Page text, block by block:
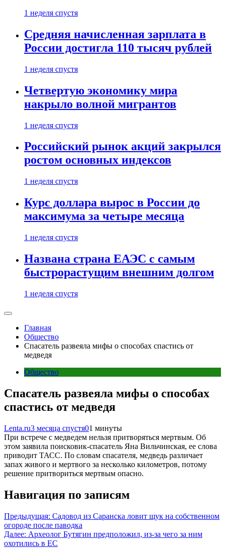
1 неделя спустя
Средняя начисленная зарплата в
России достигла 110 тысяч рублей
1 неделя спустя
Четвертую экономику мира
накрыло волной мигрантов
1 неделя спустя
Российский рынок акций закрылся
ростом основных индексов
1 неделя спустя
Курс доллара вырос в России до
максимума за четыре месяца
1 неделя спустя
Названа страна ЕАЭС с самым
быстрорастущим внешним долгом
1 неделя спустя
Главная
Общество
Спасатель развеяла мифы о способах спастись от
медведя
Общество
Спасатель развеяла мифы о способах
спастись от медведя
Lenta.ru3 месяца спустя01 минуты
При встрече с медведем нельзя притворяться мертвым. Об
этом заявила поисковик-спасатель Яна Вильчинская, ее слова
приводит ТАСС. По словам спасателя, медведь различает
запах живого и мертвого за несколько километров, потому
решение притвориться мертвым опасно.
Навигация по записям
Предыдущая: Садовод из Саранска ловит щук на собственном
огороде после паводка
Далее: Археолог Бутягин предположил, из-за чего за ним
охотились в ЕС